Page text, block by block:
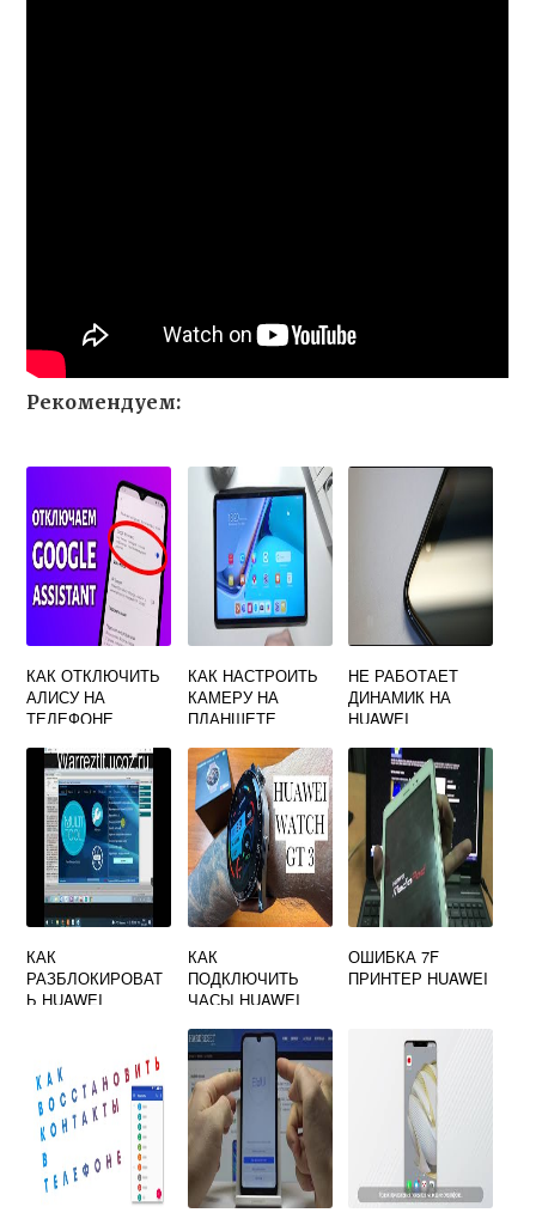
Рекомендуем:
КАК ОТКЛЮЧИТЬ
АЛИСУ НА
ТЕЛЕФОНЕ
КАК НАСТРОИТЬ
КАМЕРУ НА
ПЛАНШЕТЕ
НЕ РАБОТАЕТ
ДИНАМИК НА
HUAWEI
КАК
РАЗБЛОКИРОВАТ
Ь HUAWEI
КАК
ПОДКЛЮЧИТЬ
ЧАСЫ HUAWEI
ТЕЛЕФОНУ
SAMSUNG
ОШИБКА 7F
ПРИНТЕР HUAWEI